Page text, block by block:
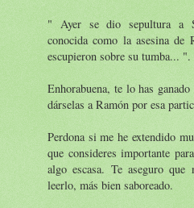
" Ayer se dio sepultura a
conocida como la asesina de
escupieron sobre su tumba... ".
Enhorabuena, te lo has
dárselas a Ramón por esa
Perdona si me he extendido
que consideres importante
algo escasa. Te aseguro
leerlo, más bien saboreado.